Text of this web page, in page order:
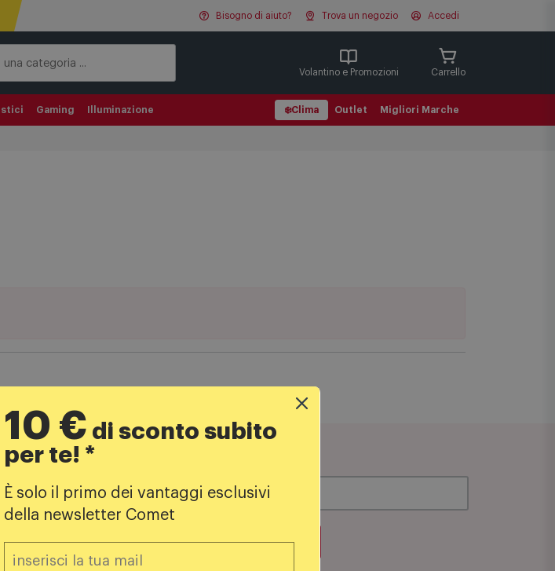
Bisogno di aiuto? Trova un negozio Accedi
Volantino e Promozioni Carrello
Gaming Illuminazione ❄️Clima Outlet Migliori Marche
Iscriviti alla newsletter!
Iscrivimi
10 € di sconto subito
per te! *
È solo il primo dei vantaggi esclusivi
della newsletter Comet